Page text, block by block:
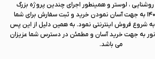
، لوستر و همینطور اجرای چندین پروژه بزرگ
ساختمانی ، در سال 1402 به جهت آسان نمودن خرید و ثبت سفارش برای شما
شروع فروش اینترنتی نمود. به همین دلیل از این پس
به جهت خرید آسان و مطمئن در دسترس شما عزیزان
می باشد.